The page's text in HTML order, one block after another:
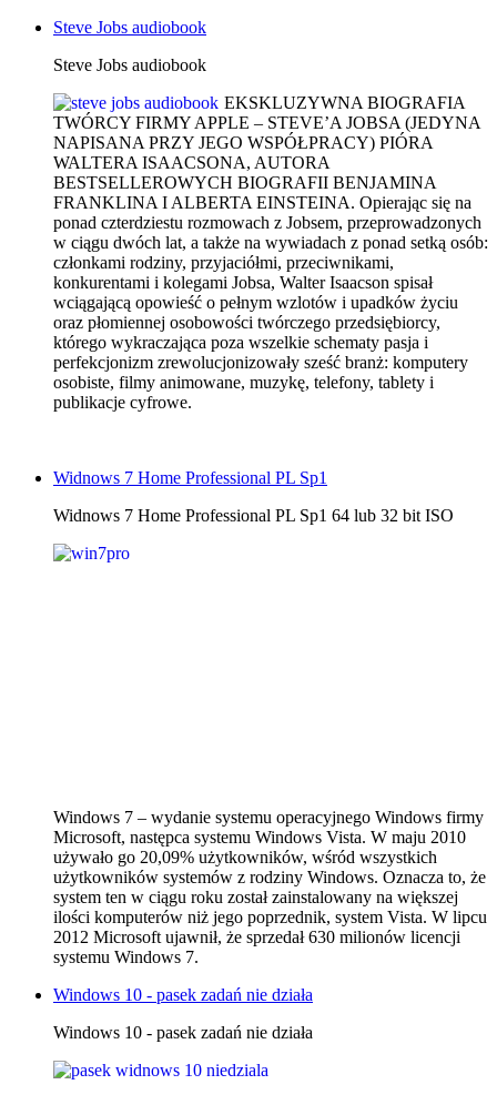
Steve Jobs audiobook
Steve Jobs audiobook
EKSKLUZYWNA BIOGRAFIA
TWÓRCY FIRMY APPLE – STEVE’A JOBSA (JEDYNA
NAPISANA PRZY JEGO WSPÓŁPRACY) PIÓRA
WALTERA ISAACSONA, AUTORA
BESTSELLEROWYCH BIOGRAFII BENJAMINA
FRANKLINA I ALBERTA EINSTEINA. Opierając się na
ponad czterdziestu rozmowach z Jobsem, przeprowadzonych
w ciągu dwóch lat, a także na wywiadach z ponad setką osób:
członkami rodziny, przyjaciółmi, przeciwnikami,
konkurentami i kolegami Jobsa, Walter Isaacson spisał
wciągającą opowieść o pełnym wzlotów i upadków życiu
oraz płomiennej osobowości twórczego przedsiębiorcy,
którego wykraczająca poza wszelkie schematy pasja i
perfekcjonizm zrewolucjonizowały sześć branż: komputery
osobiste, filmy animowane, muzykę, telefony, tablety i
publikacje cyfrowe.
Widnows 7 Home Professional PL Sp1
Widnows 7 Home Professional PL Sp1 64 lub 32 bit ISO
Windows 7 – wydanie systemu operacyjnego Windows firmy
Microsoft, następca systemu Windows Vista. W maju 2010
używało go 20,09% użytkowników, wśród wszystkich
użytkowników systemów z rodziny Windows. Oznacza to, że
system ten w ciągu roku został zainstalowany na większej
ilości komputerów niż jego poprzednik, system Vista. W lipcu
2012 Microsoft ujawnił, że sprzedał 630 milionów licencji
systemu Windows 7.
Windows 10 - pasek zadań nie działa
Windows 10 - pasek zadań nie działa